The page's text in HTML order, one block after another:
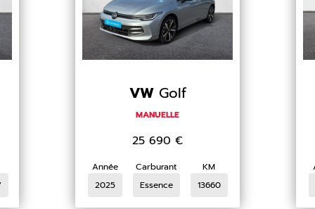
VW Golf
MANUELLE
25 690 €
Année
2025
Carburant
Essence
KM
13660